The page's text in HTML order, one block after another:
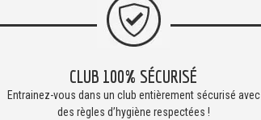
CLUB 100% SÉCURISÉ
Entrainez-vous dans un club entièrement sécurisé avec
des règles d’hygiène respectées !